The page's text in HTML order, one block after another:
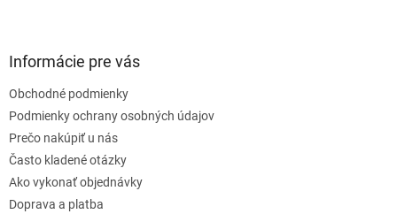
Informácie pre vás
Obchodné podmienky
Podmienky ochrany osobných údajov
Prečo nakúpiť u nás
Často kladené otázky
Ako vykonať objednávky
Doprava a platba